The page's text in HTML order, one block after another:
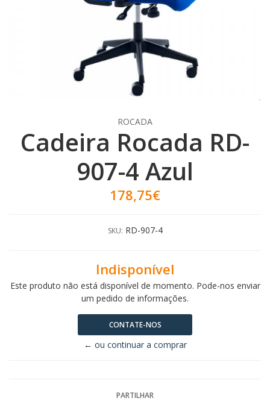
ROCADA
Cadeira Rocada RD-
907-4 Azul
178,75€
SKU: RD-907-4
Indisponível
Este produto não está disponível de momento. Pode-nos enviar
um pedido de informações.
CONTATE-NOS
← ou continuar a comprar
PARTILHAR